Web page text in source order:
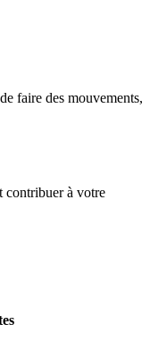
faire des mouvements,
contribuer à votre